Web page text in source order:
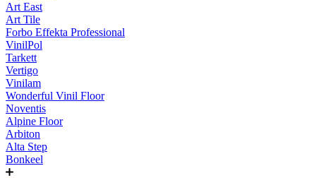
Art East
Art Tile
Forbo Effekta Professional
VinilPol
Tarkett
Vertigo
Vinilam
Wonderful Vinil Floor
Noventis
Alpine Floor
Arbiton
Alta Step
Bonkeel